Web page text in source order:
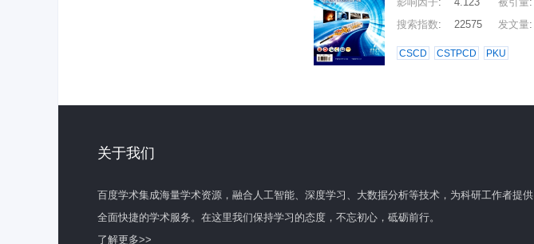
搜索指数: 22575 发文量:
CSCD CSTPCD PKU
关于我们
百度学术集成海量学术资源，融合人工智能、深度学习、大数据分析等技术，为科研工作者提供
全面快捷的学术服务。在这里我们保持学习的态度，不忘初心，砥砺前行。
了解更多>>